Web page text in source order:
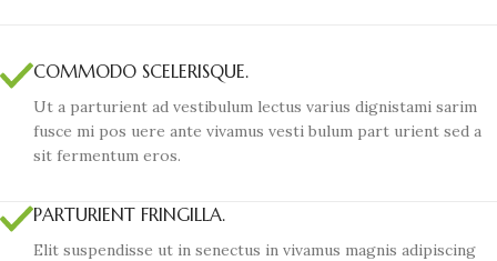
COMMODO SCELERISQUE.
Ut a parturient ad vestibulum lectus varius dignistami sarim
fusce mi pos uere ante vivamus vesti bulum part urient sed a
sit fermentum eros.
PARTURIENT FRINGILLA.
Elit suspendisse ut in senectus in vivamus magnis adipiscing